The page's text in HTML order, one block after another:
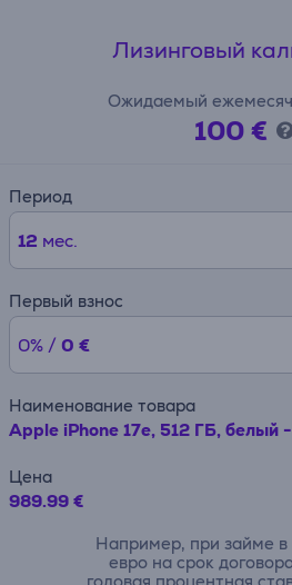
Лизинговый
Ожидаемый
100 €
Период
12 мес.
Первый взнос
0% / 0 €
Наименование товара
Apple iPhone 17e, 512 ГБ, белый
Цена
989.99 €
Например, при займе
евро на срок
годовая процентная